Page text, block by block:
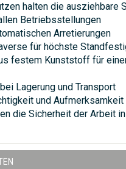
halten die ausziehbare
Betriebsstellungen
Arretierungen
für höchste
festem Kunststoff für
Lagerung und Transport
und
die Sicherheit der Arbeit